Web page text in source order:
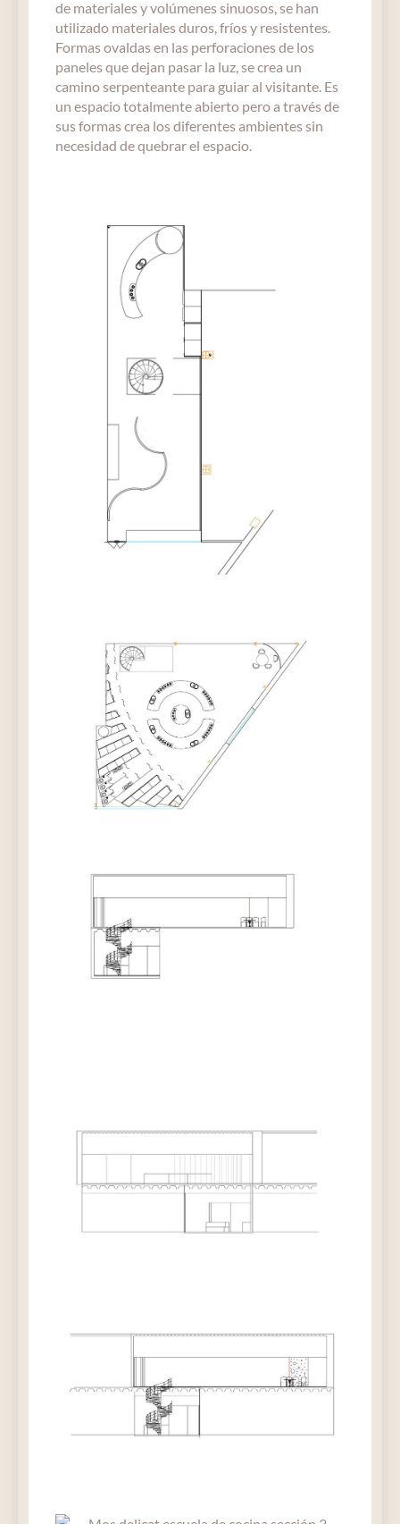
de materiales y volúmenes sinuosos, se han
utilizado materiales duros, fríos y resistentes.
Formas ovaldas en las perforaciones de los
paneles que dejan pasar la luz, se crea un
camino serpenteante para guiar al visitante. Es
un espacio totalmente abierto pero a través de
sus formas crea los diferentes ambientes sin
necesidad de quebrar el espacio.